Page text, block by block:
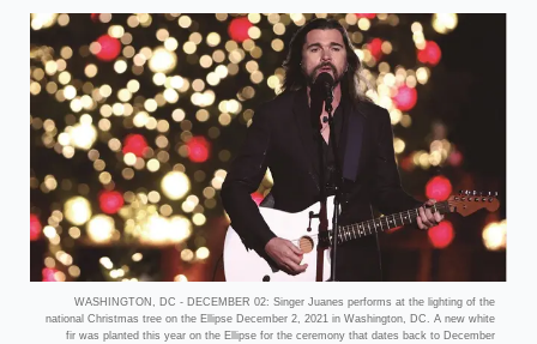
WASHINGTON, DC - DECEMBER 02: Singer Juanes performs at the lighting of the
national Christmas tree on the Ellipse December 2, 2021 in Washington, DC. A new white
fir was planted this year on the Ellipse for the ceremony that dates back to December